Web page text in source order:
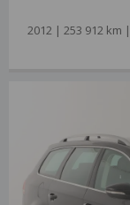
2012 | 253 912 km